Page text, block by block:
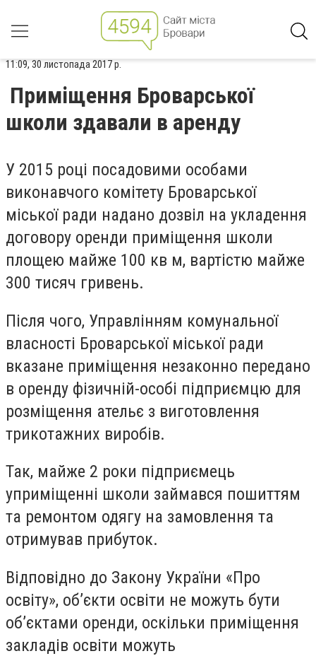
11:09, 30 листопада 2017 р.
Приміщення Броварської
школи здавали в аренду
У 2015 році посадовими особами
виконавчого комітету Броварської
міської ради надано дозвіл на укладення
договору оренди приміщення школи
площею майже 100 кв м, вартістю майже
300 тисяч гривень.
Після чого, Управлінням комунальної
власності Броварської міської ради
вказане приміщення незаконно передано
в оренду фізичній-особі підприємцю для
розміщення ательє з виготовлення
трикотажних виробів.
Так, майже 2 роки підприємець
уприміщенні школи займався пошиттям
та ремонтом одягу на замовлення та
отримував прибуток.
Відповідно до Закону України «Про
освіту», об’єкти освіти не можуть бути
об’єктами оренди, оскільки приміщення
закладів освіти можуть